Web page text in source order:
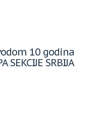
10 godina
SRBIJA